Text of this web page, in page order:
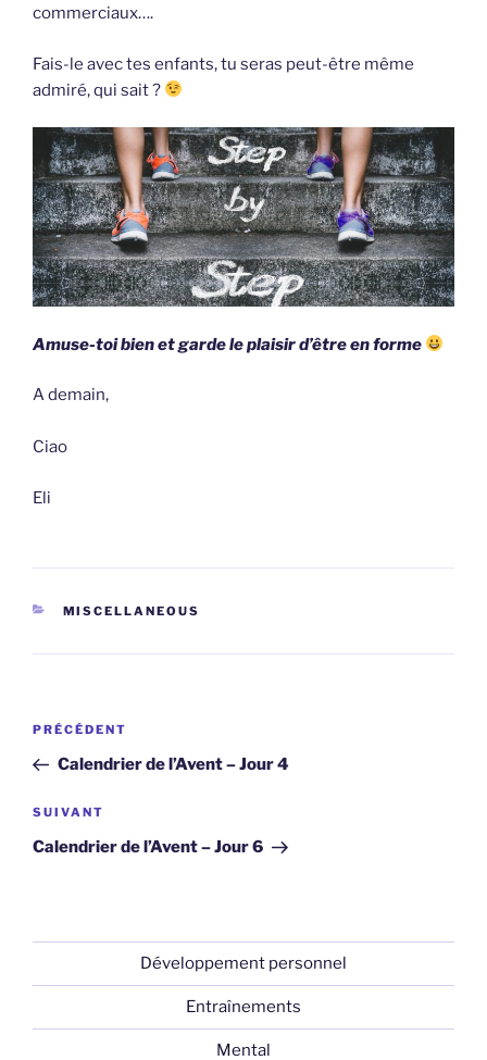
commerciaux….
Fais-le avec tes enfants, tu seras peut-être même
admiré, qui sait ?
Amuse-toi bien et garde le plaisir d’être en forme
A demain,
Ciao
Eli
CATÉGORIES
MISCELLANEOUS
Navigation
l’article
Article
précédent
PRÉCÉDENT
Calendrier de l’Avent – Jour 4
Article
suivant
SUIVANT
Calendrier de l’Avent – Jour 6
Développement personnel
Entraînements
Mental